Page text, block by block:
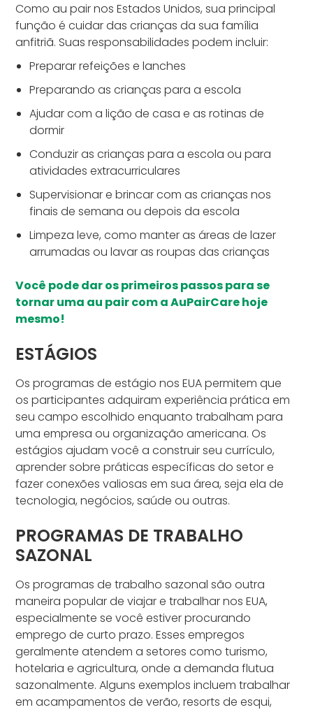
Como au pair nos Estados Unidos, sua principal
função é cuidar das crianças da sua família
anfitriã. Suas responsabilidades podem incluir:
Preparar refeições e lanches
Preparando as crianças para a escola
Ajudar com a lição de casa e as rotinas de
dormir
Conduzir as crianças para a escola ou para
atividades extracurriculares
Supervisionar e brincar com as crianças nos
finais de semana ou depois da escola
Limpeza leve, como manter as áreas de lazer
arrumadas ou lavar as roupas das crianças
Você pode dar os primeiros passos para se
tornar uma au pair com a AuPairCare hoje
mesmo!
ESTÁGIOS
Os programas de estágio nos EUA permitem que
os participantes adquiram experiência prática em
seu campo escolhido enquanto trabalham para
uma empresa ou organização americana. Os
estágios ajudam você a construir seu currículo,
aprender sobre práticas específicas do setor e
fazer conexões valiosas em sua área, seja ela de
tecnologia, negócios, saúde ou outras.
PROGRAMAS DE TRABALHO
SAZONAL
Os programas de trabalho sazonal são outra
maneira popular de viajar e trabalhar nos EUA,
especialmente se você estiver procurando
emprego de curto prazo. Esses empregos
geralmente atendem a setores como turismo,
hotelaria e agricultura, onde a demanda flutua
sazonalmente. Alguns exemplos incluem trabalhar
em acampamentos de verão, resorts de esqui,